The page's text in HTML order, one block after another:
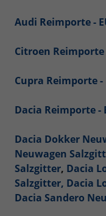
Audi Reimporte -
Citroen
Cupra Reimporte
Dacia Reimporte -
Dacia Dokker
Neuwagen
Salzgitter, Dacia
Salzgitter, Dacia
Dacia Sandero